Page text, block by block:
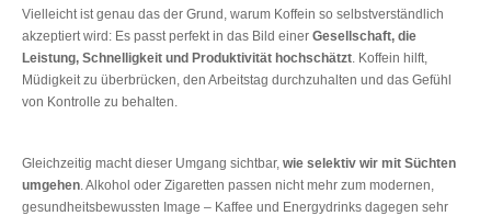
Vielleicht ist genau das der Grund, warum Koffein so selbstverständlich
akzeptiert wird: Es passt perfekt in das Bild einer Gesellschaft, die
Leistung, Schnelligkeit und Produktivität hochschätzt . Koffein hilft,
Müdigkeit zu überbrücken, den Arbeitstag durchzuhalten und das Gefühl
von Kontrolle zu behalten.
Gleichzeitig macht dieser Umgang sichtbar, wie selektiv wir mit Süchten
umgehen . Alkohol oder Zigaretten passen nicht mehr zum modernen,
gesundheitsbewussten Image – Kaffee und Energydrinks dagegen sehr